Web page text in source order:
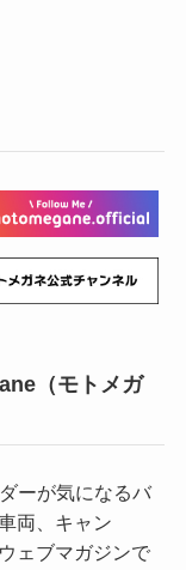
（モトメガ
ーが気になるバ
両、キャン
ェブマガジンで